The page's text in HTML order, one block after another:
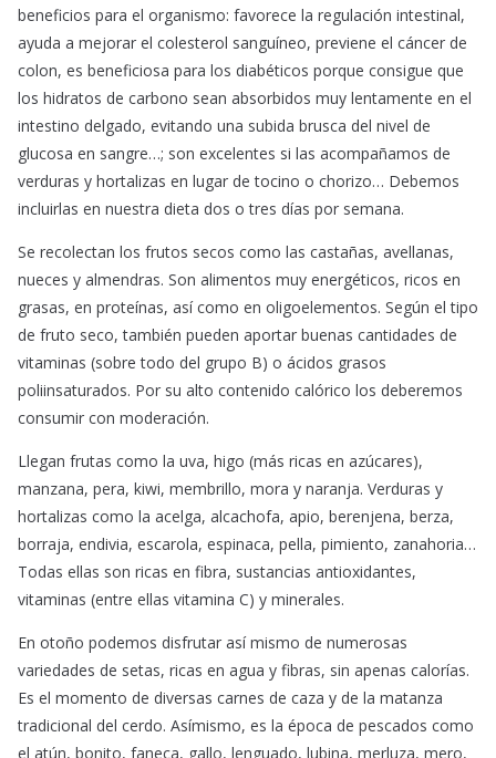
beneficios para el organismo: favorece la regulación intestinal,
ayuda a mejorar el colesterol sanguíneo, previene el cáncer de
colon, es beneficiosa para los diabéticos porque consigue que
los hidratos de carbono sean absorbidos muy lentamente en el
intestino delgado, evitando una subida brusca del nivel de
glucosa en sangre…; son excelentes si las acompañamos de
verduras y hortalizas en lugar de tocino o chorizo… Debemos
incluirlas en nuestra dieta dos o tres días por semana.
Se recolectan los frutos secos como las castañas, avellanas,
nueces y almendras. Son alimentos muy energéticos, ricos en
grasas, en proteínas, así como en oligoelementos. Según el tipo
de fruto seco, también pueden aportar buenas cantidades de
vitaminas (sobre todo del grupo B) o ácidos grasos
poliinsaturados. Por su alto contenido calórico los deberemos
consumir con moderación.
Llegan frutas como la uva, higo (más ricas en azúcares),
manzana, pera, kiwi, membrillo, mora y naranja. Verduras y
hortalizas como la acelga, alcachofa, apio, berenjena, berza,
borraja, endivia, escarola, espinaca, pella, pimiento, zanahoria…
Todas ellas son ricas en fibra, sustancias antioxidantes,
vitaminas (entre ellas vitamina C) y minerales.
En otoño podemos disfrutar así mismo de numerosas
variedades de setas, ricas en agua y fibras, sin apenas calorías.
Es el momento de diversas carnes de caza y de la matanza
tradicional del cerdo. Asímismo, es la época de pescados como
el atún, bonito, faneca, gallo, lenguado, lubina, merluza, mero,